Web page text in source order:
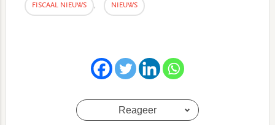
FISCAAL NIEUWS , NIEUWS
Reageer